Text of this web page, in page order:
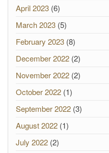
April 2023 (6)
March 2023 (5)
February 2023 (8)
December 2022 (2)
November 2022 (2)
October 2022 (1)
September 2022 (3)
August 2022 (1)
July 2022 (2)